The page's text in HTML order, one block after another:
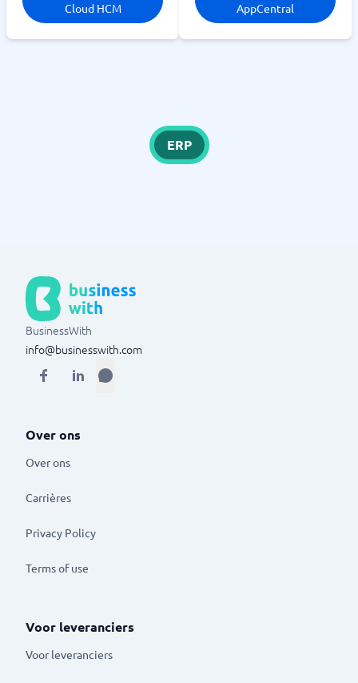
Cloud HCM
AppCentral
ERP
BusinessWith
info@businesswith.com
Over ons
Over ons
Carrières
Privacy Policy
Terms of use
Voor leveranciers
Voor leveranciers